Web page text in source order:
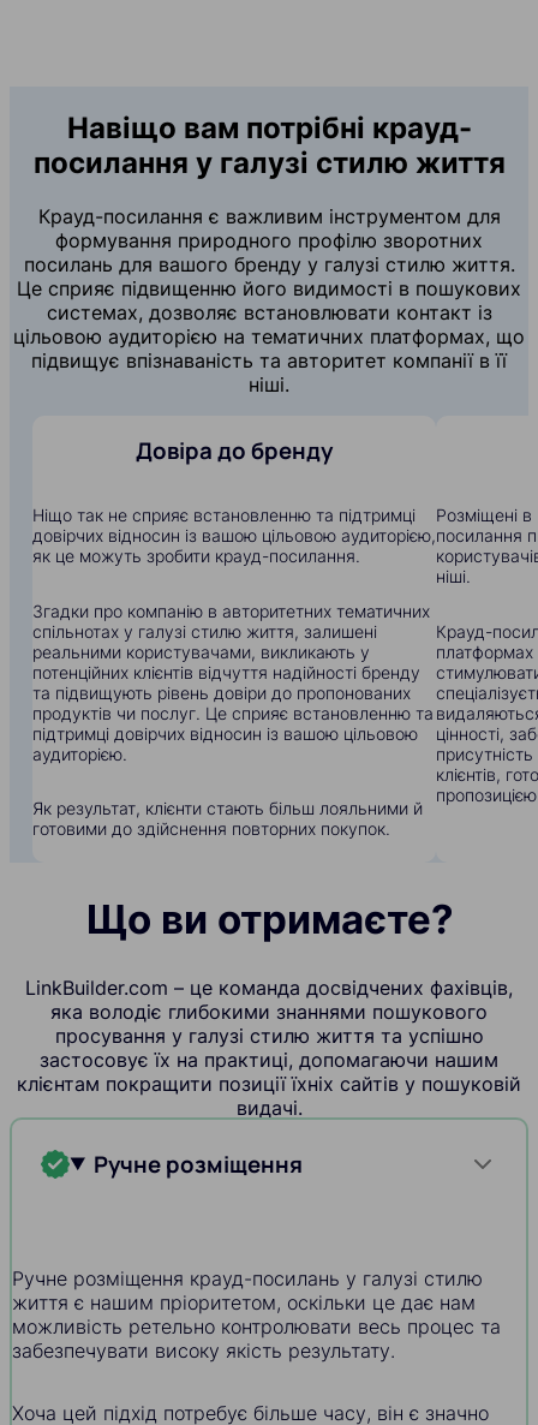
Навіщо вам потрібні крауд-
посилання у галузі стилю життя
Крауд-посилання є важливим інструментом для
формування природного профілю зворотних
посилань для вашого бренду у галузі стилю життя.
Це сприяє підвищенню його видимості в пошукових
системах, дозволяє встановлювати контакт із
цільовою аудиторією на тематичних платформах, що
підвищує впізнаваність та авторитет компанії в її
ніші.
Довіра до бренду
Ніщо так не сприяє встановленню та підтримці
довірчих відносин із вашою цільовою аудиторією,
як це можуть зробити крауд-посилання.
Згадки про компанію в авторитетних тематичних
спільнотах у галузі стилю життя, залишені
реальними користувачами, викликають у
потенційних клієнтів відчуття надійності бренду
та підвищують рівень довіри до пропонованих
продуктів чи послуг. Це сприяє встановленню та
підтримці довірчих відносин із вашою цільовою
аудиторією.
Як результат, клієнти стають більш лояльними й
готовими до здійснення повторних покупок.
Розміщені в
посилання
ніші.
Крауд-
цінності,
клієнтів,
Що ви отримаєте?
LinkBuilder.com – це команда досвідчених фахівців,
яка володіє глибокими знаннями пошукового
просування у галузі стилю життя та успішно
застосовує їх на практиці, допомагаючи нашим
клієнтам покращити позиції їхніх сайтів у пошуковій
видачі.
Ручне розміщення
Ручне розміщення крауд-посилань у галузі стилю
життя є нашим пріоритетом, оскільки це дає нам
можливість ретельно контролювати весь процес та
забезпечувати високу якість результату.
Хоча цей підхід потребує більше часу, він є значно